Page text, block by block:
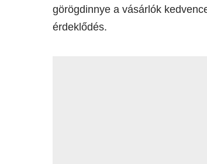
görögdinnye a vásárlók
érdeklődés.